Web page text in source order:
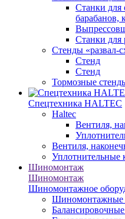
Станки для
барабанов,
Станки для
Стенды «развал-
Стенд
Стенд
Тормозные
Спецтехника HALTEC
Haltec
Вентиля,
Вентиля,
Уплотнительные
Шиномонтаж
Шиномонтаж
Шиномонтажное
Шиномонтажные